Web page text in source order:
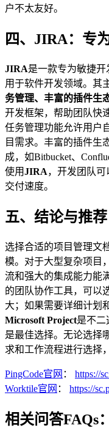
户不太友好。
四、JIRA：专
JIRA是一款专为敏捷
用于软件开发领域。其
务管理、丰富的插件生
开发框架，帮助团队快
任务管理功能允许用户
目需求。丰富的插件生
成，如Bitbucket、
使用JIRA，开发团队
交付速度。
五、结论与推荐
选择合适的项目管理文
模。对于大型复杂项目
流和强大的集成能力能
的团队协作工具，可以
大；如果需要详细计划
Microsoft Project是不二
是最佳选择。无论选择
求和工作流程进行选择
PingCode官网 ： https://
Worktile官网 ： https://
相关问答FAQs：